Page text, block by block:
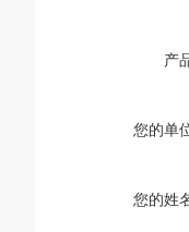
产
您的单
您的姓